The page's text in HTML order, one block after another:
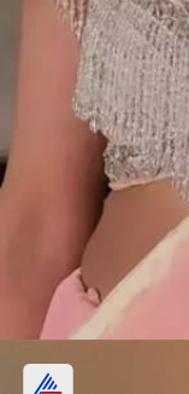
राधिका